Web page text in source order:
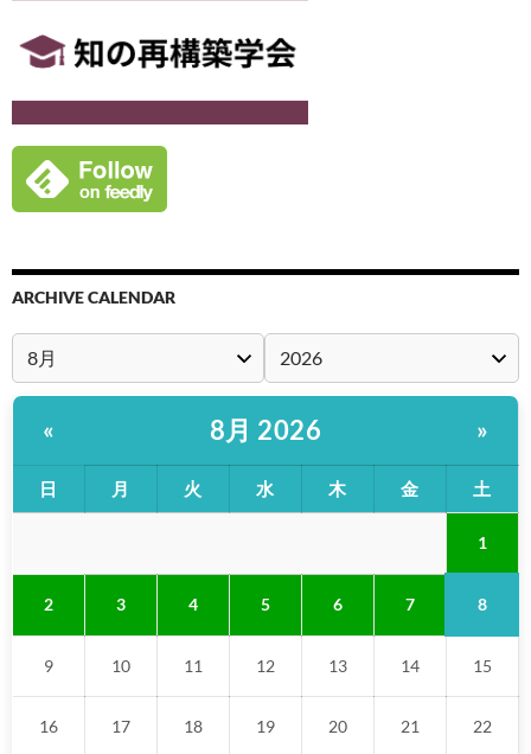
ARCHIVE CALENDAR
« 8月 2026 »
日 月 火 水 木 金 土
1
2 3 4 5 6 7 8
9 10 11 12 13 14 15
16 17 18 19 20 21 22